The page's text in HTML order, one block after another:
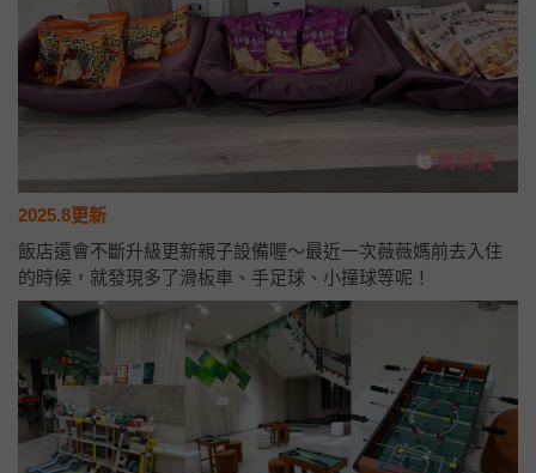
戶外遊戲場
開放時間每日9:00-21:00
現場設置扭扭車、滑板車、與電動小汽車(數量有限)，也有